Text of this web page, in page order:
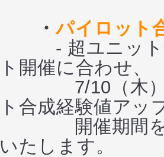
・パイロット
- 超ユニット合
ト開催に合わせ、
7/10（木）メ
ト合成経験値アッ
開催期間を8/
いたします。